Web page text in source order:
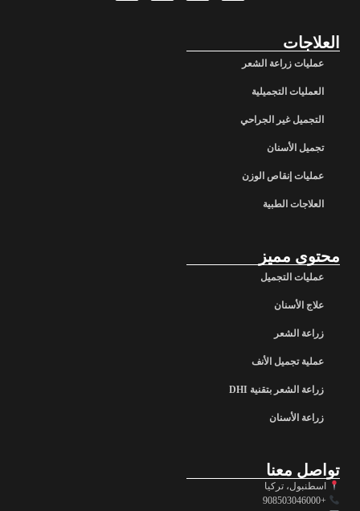
العلاجات
عمليات زراعة الشعر
العمليات التجميلية
التجميل غير الجراحي
تجميل الأسنان
عمليات إنقاص الوزن
العلاجات الطبية
محتوى مميز
عمليات التجميل
علاج الأسنان
زراعة الشعر
عملية تجميل الأنف
زراعة الشعر بتقنية DHI
زراعة الأسنان
تواصل معنا
اسطنبول، تركيا
+908503046000